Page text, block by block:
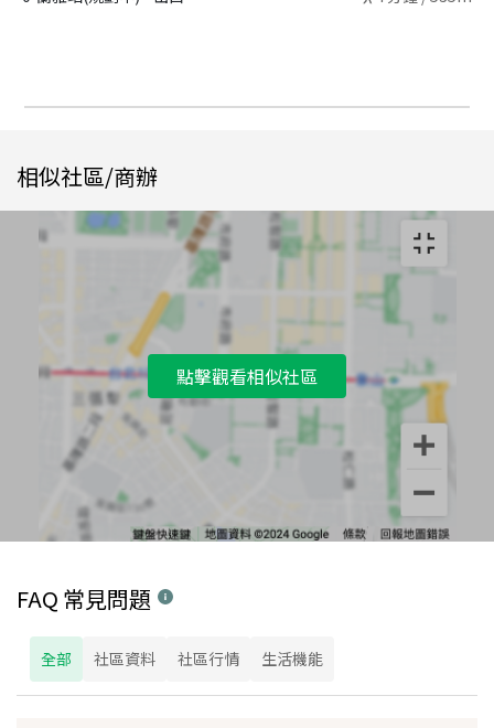
相似社區/商辦
點擊觀看相似社區
FAQ 常見問題
全部 社區資料 社區行情 生活機能